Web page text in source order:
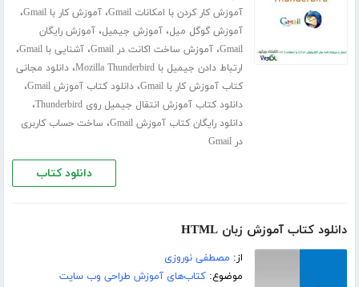
آموزش کار کردن با امکانات Gmail ،آموزش کار با Gmail ،
آموزش گوگل میل،آموزش جیمیل،آموزش رایگان
Gmail،آموزش ساخت اکانت در Gmail ،آشنایی با Gmail ،
ارتباط دادن جیمیل با Mozilla Thunderbird ،دانلود مجانی
کتاب آموزش کار با Gmail
،دانلود کتاب آموزش Gmail ،
دانلود کتاب آموزش انتقال جیمیل روی Thunderbird ،
دانلود رایگان کتاب آموزش Gmail ، ساخت حساب کاربری
در Gmail
دانلود کتاب
دانلود کتاب آموزش زبان HTML
از: مصطفی نوروزی
موضوع:کتاب‌های آموزش طراحی وب سایت